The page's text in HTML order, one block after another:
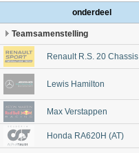
onderdeel
Teamsamenstelling
Renault R.S. 20 Chassis
Lewis Hamilton
Max Verstappen
Honda RA620H (AT)